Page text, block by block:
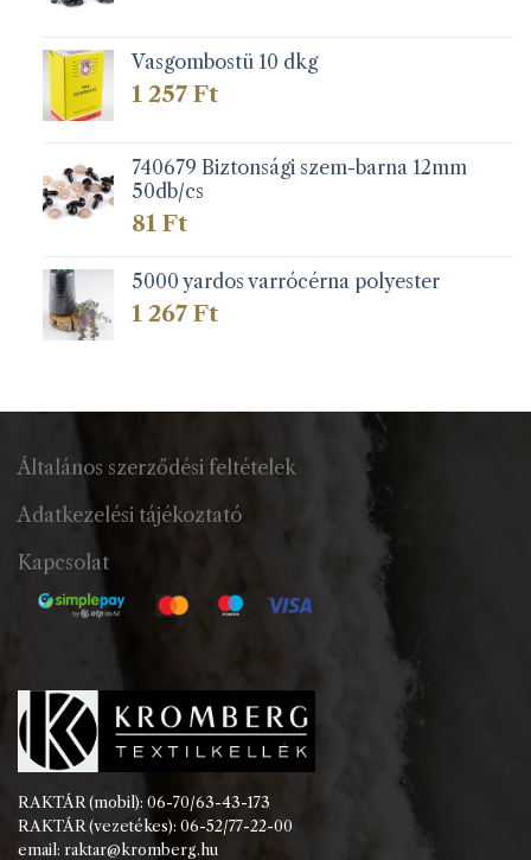
Vasgombostü 10 dkg
1 257 Ft
740679 Biztonsági szem-barna 12mm
50db/cs
81 Ft
5000 yardos varrócérna polyester
1 267 Ft
Általános szerződési feltételek
Adatkezelési tájékoztató
Kapcsolat
RAKTÁR (mobil): 06-70/63-43-173
RAKTÁR (vezetékes): 06-52/77-22-00
email: raktar@kromberg.hu